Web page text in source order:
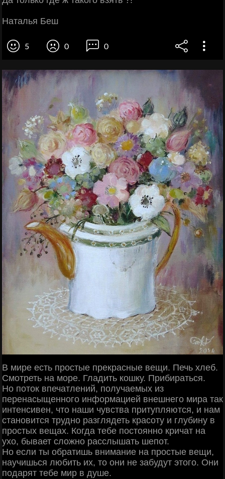
Наталья Беш
5 0 0
В мире есть простые прекрасные вещи. Печь хлеб.
Смотреть на море. Гладить кошку. Прибираться.
Но поток впечатлений, получаемых из
перенасыщенного информацией внешнего мира так
интенсивен, что наши чувства притупляются, и нам
становится трудно разглядеть красоту и глубину в
простых вещах. Когда тебе постоянно кричат на
ухо, бывает сложно расслышать шепот.
Но если ты обратишь внимание на простые вещи,
научишься любить их, то они не забудут этого. Они
подарят тебе мир в душе.